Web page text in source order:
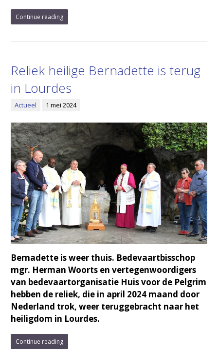
Continue reading
Reliek heilige Bernadette is terug
in Lourdes
Actueel 1 mei 2024
Bernadette is weer thuis. Bedevaartbisschop
mgr. Herman Woorts en vertegenwoordigers
van bedevaartorganisatie Huis voor de Pelgrim
hebben de reliek, die in april 2024 maand door
Nederland trok, weer teruggebracht naar het
heiligdom in Lourdes.
Continue reading